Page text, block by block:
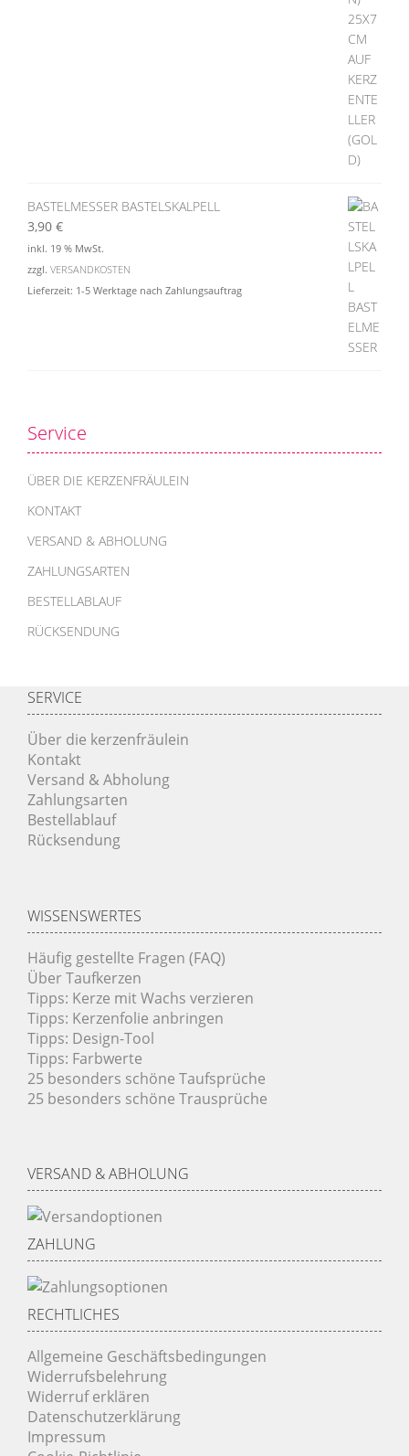
BASTELMESSER BASTELSKALPELL
3,90 €
inkl. 19 % MwSt.
zzgl. VERSANDKOSTEN
Lieferzeit: 1-5 Werktage nach Zahlungsauftrag
Service
ÜBER DIE KERZENFRÄULEIN
KONTAKT
VERSAND & ABHOLUNG
ZAHLUNGSARTEN
BESTELLABLAUF
RÜCKSENDUNG
SERVICE
Über die kerzenfräulein
Kontakt
Versand & Abholung
Zahlungsarten
Bestellablauf
Rücksendung
WISSENSWERTES
Häufig gestellte Fragen (FAQ)
Über Taufkerzen
Tipps: Kerze mit Wachs verzieren
Tipps: Kerzenfolie anbringen
Tipps: Design-Tool
Tipps: Farbwerte
25 besonders schöne Taufsprüche
25 besonders schöne Trausprüche
VERSAND & ABHOLUNG
ZAHLUNG
RECHTLICHES
Allgemeine Geschäftsbedingungen
Widerrufsbelehrung
Widerruf erklären
Datenschutzerklärung
Impressum